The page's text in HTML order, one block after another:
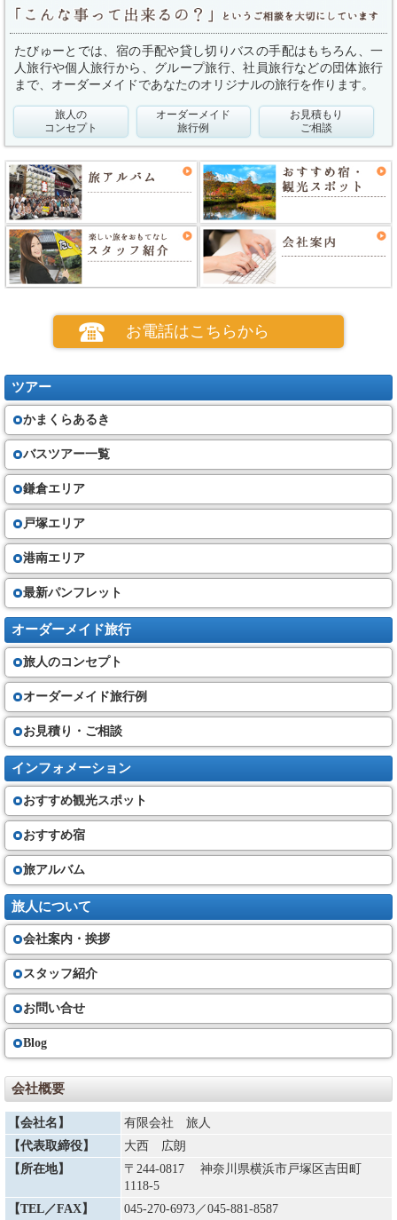
たびゅーとでは、宿の手配や貸し切りバスの手配はもちろん、一
人旅行や個人旅行から、グループ旅行、社員旅行などの団体旅行
まで、オーダーメイドであなたのオリジナルの旅行を作ります。
旅人の
コンセプト
オーダーメイド
旅行例
お見積もり
ご相談
お電話はこちらから
ツアー
かまくらあるき
バスツアー一覧
鎌倉エリア
戸塚エリア
港南エリア
最新パンフレット
オーダーメイド旅行
旅人のコンセプト
オーダーメイド旅行例
お見積り・ご相談
インフォメーション
おすすめ観光スポット
おすすめ宿
旅アルバム
旅人について
会社案内・挨拶
スタッフ紹介
お問い合せ
Blog
会社概要
【会社名】
有限会社 旅人
【代表取締役】
大西 広朗
【所在地】
〒244-0817 神奈川県横浜市戸塚区吉田町
1118-5
【TEL／FAX】
045-270-6973 ／045-881-8587